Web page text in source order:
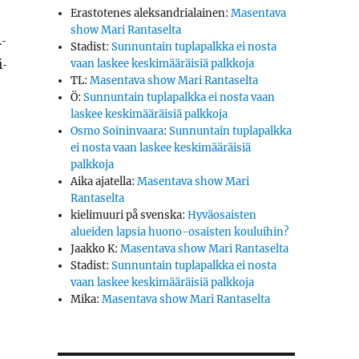
vuokra-asuntoja”
Erastotenes aleksandrialainen:Masentava
show Mari Rantaselta
Stadist:Sunnuntain tuplapalkka ei nosta
vaan laskee keskimääräisiä palkkoja
TL:Masentava show Mari Rantaselta
Ö:Sunnuntain tuplapalkka ei nosta vaan
laskee keskimääräisiä palkkoja
Osmo Soininvaara:Sunnuntain tuplapalkka
ei nosta vaan laskee keskimääräisiä
palkkoja
Aika ajatella:Masentava show Mari
Rantaselta
kielimuuri på svenska:Hyväosaisten
alueiden lapsia huono-osaisten kouluihin?
Jaakko K:Masentava show Mari Rantaselta
Stadist:Sunnuntain tuplapalkka ei nosta
vaan laskee keskimääräisiä palkkoja
Mika:Masentava show Mari Rantaselta